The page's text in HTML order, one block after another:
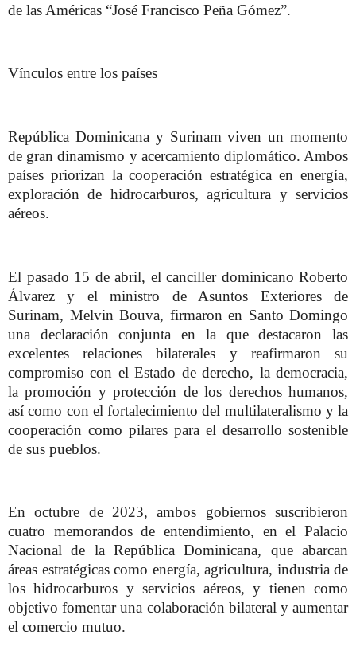
de las Américas “José Francisco Peña Gómez”.
Vínculos entre los países
República Dominicana y Surinam viven un momento
de gran dinamismo y acercamiento diplomático. Ambos
países priorizan la cooperación estratégica en energía,
exploración de hidrocarburos, agricultura y servicios
aéreos.
El pasado 15 de abril, el canciller dominicano Roberto
Álvarez y el ministro de Asuntos Exteriores de
Surinam, Melvin Bouva, firmaron en Santo Domingo
una declaración conjunta en la que destacaron las
excelentes relaciones bilaterales y reafirmaron su
compromiso con el Estado de derecho, la democracia,
la promoción y protección de los derechos humanos,
así como con el fortalecimiento del multilateralismo y la
cooperación como pilares para el desarrollo sostenible
de sus pueblos.
En octubre de 2023, ambos gobiernos suscribieron
cuatro memorandos de entendimiento, en el Palacio
Nacional de la República Dominicana, que abarcan
áreas estratégicas como energía, agricultura, industria de
los hidrocarburos y servicios aéreos, y tienen como
objetivo fomentar una colaboración bilateral y aumentar
el comercio mutuo.